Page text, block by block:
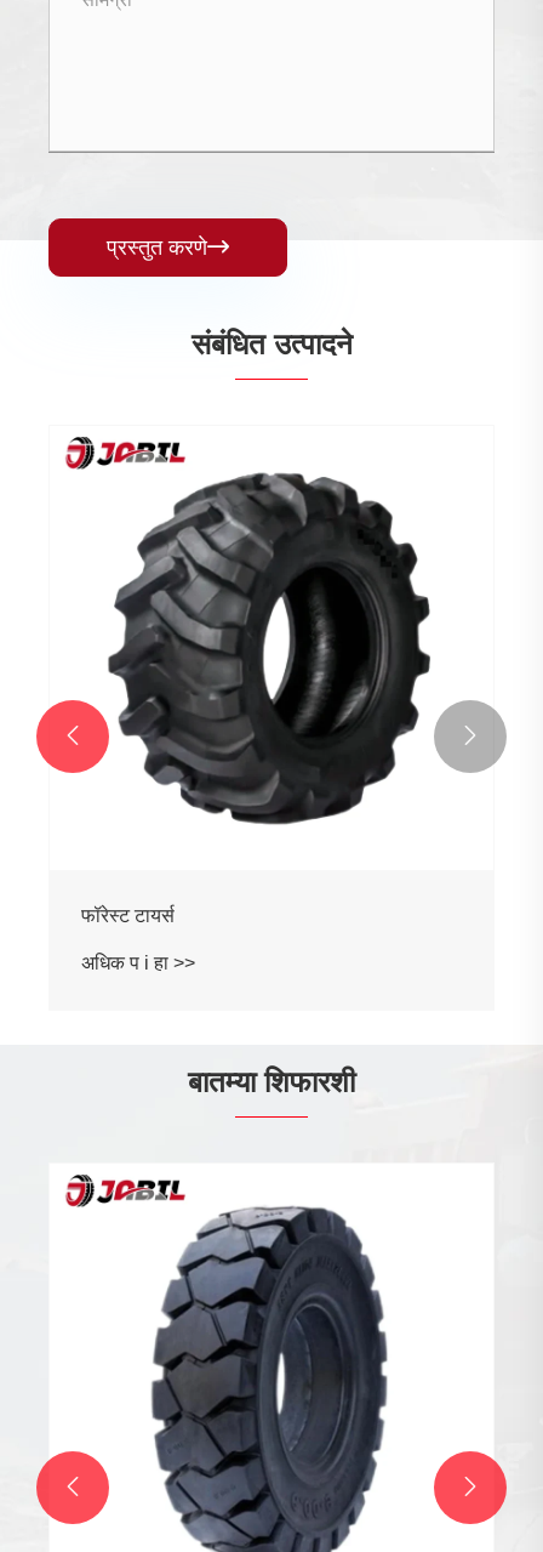
प्रस्तुत करणे
संबंधित उत्पादने
सिंचन टायर्स
अधिक प i हा >>
 
बातम्या शिफारशी
विशेष सानुकूलित चाके आहेत औद्योगिक आणि
कार्यप्रदर्शन नवोपक्रमाचे भविष्य
अधिक प i हा >>
 